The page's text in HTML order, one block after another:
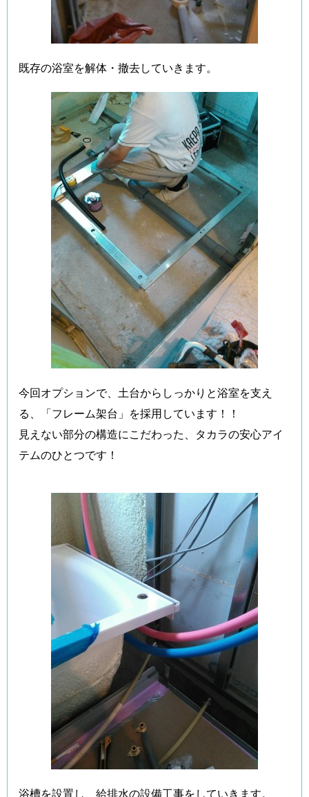
既存の浴室を解体・撤去していきます。
今回オプションで、土台からしっかりと浴室を支え
る、「フレーム架台」を採用しています！！
見えない部分の構造にこだわった、タカラの安心アイ
テムのひとつです！
浴槽を設置し、給排水の設備工事をしていきます。